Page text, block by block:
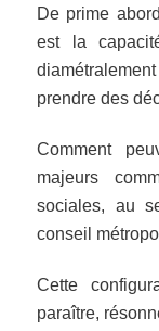
De prime
est la
prendre des
Comment
majeurs
sociales, au
conseil
Cette
paraître,